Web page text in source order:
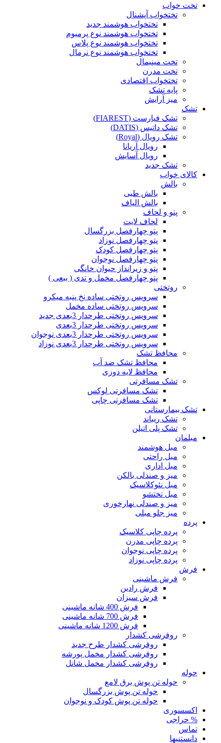
تخت خواب
تختخواب آپشنال
تختخواب هوشمند جدید
تختخواب هوشمند نوع پرمیوم
تختخواب هوشمند نوع پلاس
تختخواب هوشمند نوع نرمال
تخت مینیمال
تخت مدرن
تختخواب اقتصادی
پایه تشک
میز آرایش
تشک
تشک فیارست (FIAREST)
تشک داتیس (DATIS)
تشک رویال (Royal)
رویال آریانا
رویال آسایش
تشک جدید
کالای خواب
بالش
بالش طبی
بالش الیاف
پتو و لحاف
لحاف لایت
پتو چهارفصل بزرگسال
پتو چهارفصل نوزاد
پتو چهارفصل کودک
پتو چهارفصل نوجوان
پتو و زیرانداز حیوان خانگی
پتو چهارفصل مخمل و تدی ( ببعی )
روتختی
سرویس روتختی ساده نخ پنبه میکرو
سرویس روتختی ساده مخمل
سرویس روتختی طرحدار 3بعدی جدید
سرویس روتختی طرحدار 3بعدی
سرویس روتختی طرحدار 3بعدی نوجوان
سرویس روتختی طرحدار 3بعدی نوزاد
محافظ تشک
محافظ تشک ضد آب
محافظ لایه دوزی
تشک مسافرتی
تشک مسافرتی لوکس
تشک مسافرتی چاپی
تشک بیمارستانی
تشک ریباند
تشک پلی اتیلن
مبلمان
مبل هوشمند
مبل راحتی
مبل اداری
میز و صندلی بالکن
مبل نئوکلاسیک
مبل تختشو
میز و صندلی نهارخوری
میز جلو مبلی
پرده
پرده چاپی کلاسیک
پرده چاپی مدرن
پرده چاپی نوجوان
پرده چاپی نوزاد
فرش
فرش ماشینی
فرش رادین
فرش سیزان
فرش 400 شانه ماشینی
فرش 700 شانه ماشینی
فرش 1200 شانه ماشینی
روفرشی کشدار
روفرشی کشدار طرح جدید
روفرشی کشدار مخمل پورشه
روفرشی کشدار مخمل شانل
حوله
حوله تن پوش برق لامع
حوله تن پوش بزرگسال
حوله تن پوش کودک و نوجوان
اکسسوری
% حراجی
تماس
دانستنیها